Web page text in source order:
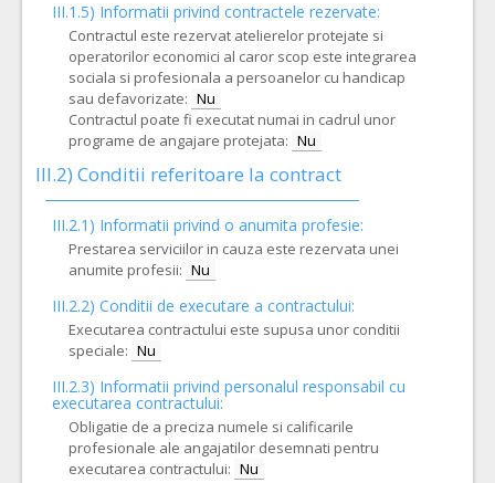
III.1.5) Informatii privind contractele rezervate:
Contractul este rezervat atelierelor protejate si
operatorilor economici al caror scop este integrarea
sociala si profesionala a persoanelor cu handicap
sau defavorizate: Nu
Contractul poate fi executat numai in cadrul unor
programe de angajare protejata: Nu
III.2) Conditii referitoare la contract
III.2.1) Informatii privind o anumita profesie:
Prestarea serviciilor in cauza este rezervata unei
anumite profesii: Nu
III.2.2) Conditii de executare a contractului:
Executarea contractului este supusa unor conditii
speciale: Nu
III.2.3) Informatii privind personalul responsabil cu
executarea contractului:
Obligatie de a preciza numele si calificarile
profesionale ale angajatilor desemnati pentru
executarea contractului: Nu